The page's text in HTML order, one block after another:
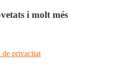
i molt més
de privacitat